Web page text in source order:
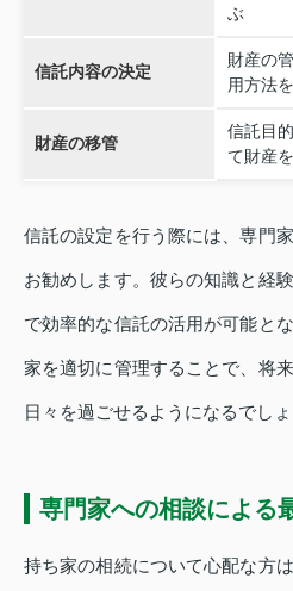
ぶ
信託内容の決定
財産の
用方法
財産の移管
信託目
て財産
信託の設定を行う際には、専門
お勧めします。彼らの知識と経
で効率的な信託の活用が可能と
家を適切に管理することで、将
日々を過ごせるようになるでしょ
専門家への相談による
持ち家の相続について心配な方